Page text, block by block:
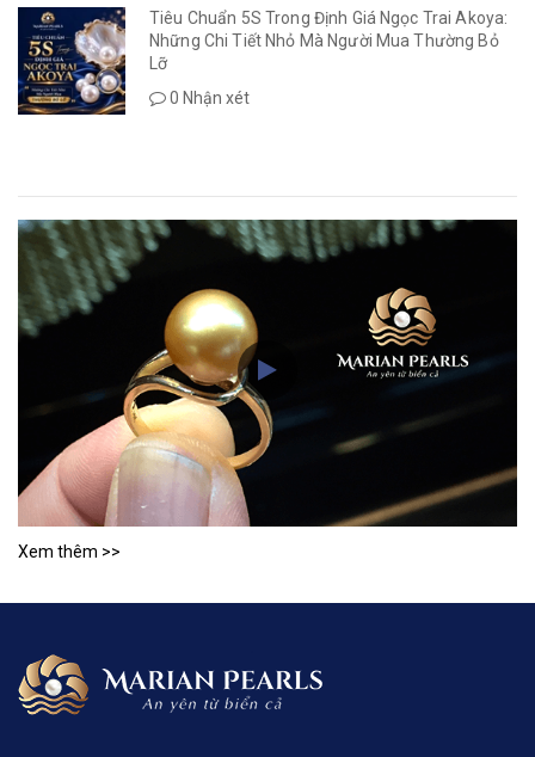
Tiêu Chuẩn 5S Trong Định Giá Ngọc Trai Akoya:
Những Chi Tiết Nhỏ Mà Người Mua Thường Bỏ
Lỡ
0 Nhận xét
Xem thêm >>